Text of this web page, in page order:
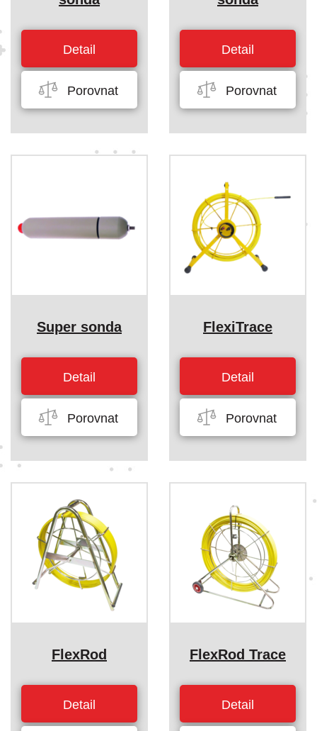
Detail
Porovnat
Detail
Porovnat
Super sonda
Detail
Porovnat
FlexiTrace
Detail
Porovnat
FlexRod
Detail
FlexRod Trace
Detail